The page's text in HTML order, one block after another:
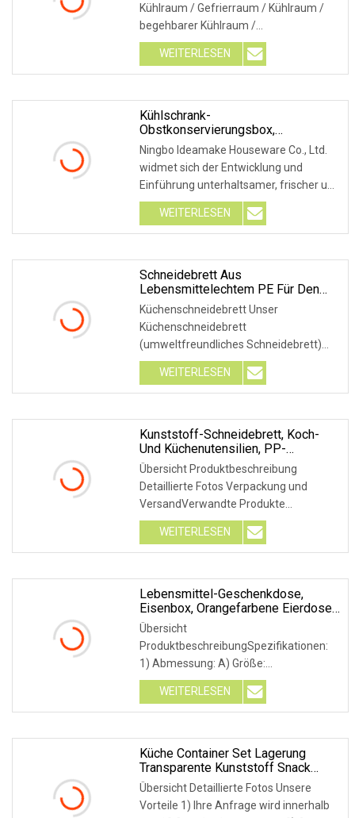
Kühlraum / Gefrierraum / Kühlraum /
begehbarer Kühlraum /
Schnellgefrierraum 1. Stabile Leistung
2. Top-10-Marke 3. Lange
Aktualisierungszeit 4. Importierte Teile
WEITERLESEN
Kühlschrank-
Obstkonservierungsbox,
Versiegelte, Transparente
Aufbewahrungsbox In
Lebensmittelqualität
Ningbo Ideamake Houseware Co., Ltd.
widmet sich der Entwicklung und
Einführung unterhaltsamer, frischer und
aufregender Haushaltswaren, die Ihr
Leben einfacher und interessanter
machen, auf dem Weltmarkt. Unser
WEITERLESEN
Schneidebrett Aus
Lebensmittelechtem PE Für Den
Haushalt, Schneidebrett Für Obst
Und Gemüse, Dickes, Rutschfestes
Schneidebrett
Küchenschneidebrett Unser
Küchenschneidebrett
(umweltfreundliches Schneidebrett)
eignet sich perfekt für den Einsatz in
farblich gekennzeichneten Küchen und
gewerblichen Arbeitsbereichen.
Polyethylen mit hoher Dichte,
WEITERLESEN
Kunststoff-Schneidebrett, Koch-
Und Küchenutensilien, PP-
Schneidebrett, Gemüse, Faltbares
Schneidebrett
Übersicht Produktbeschreibung
Detaillierte Fotos Verpackung und
VersandVerwandte Produkte
FirmenprofilJinan Jinhui Dadi Packing.
Co., Ltd wurde 2004 gegründet und
produziert Plastikflaschen, Plastikgläser
WEITERLESEN
Lebensmittel-Geschenkdose,
Eisenbox, Orangefarbene Eierdose,
Kinder-Süßigkeits-
Metallaufbewahrung
Übersicht
ProduktbeschreibungSpezifikationen:
1) Abmessung: A) Größe:
105*70*70mm B) Nach Kundenwunsch.
2) Material: 0,20–0,25 mm dickes
Weißblech erster Güteklasse. 3) Druck:
WEITERLESEN
Küche Container Set Lagerung
Transparente Kunststoff Snack
Gläser Getreide Lagerung Gläser
Küche Frischhalten Lagerung
Lebensmittel
Übersicht Detaillierte Fotos Unsere
Vorteile 1) Ihre Anfrage wird innerhalb